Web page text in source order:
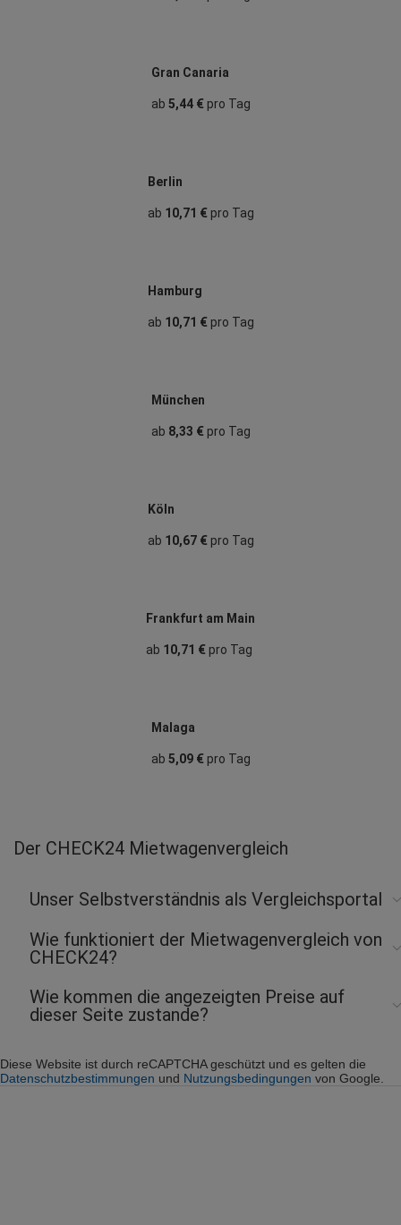
Gran Canaria
ab 5,44 €pro Tag
Berlin
ab 10,71 €pro Tag
Hamburg
ab 10,71 €pro Tag
München
ab 8,33 €pro Tag
Köln
ab 10,67 €pro Tag
Frankfurt am Main
ab 10,71 € pro Tag
Malaga
ab 5,09 €pro Tag
Der CHECK24 Mietwagenvergleich
Unser Selbstverständnis als Vergleichsportal
Wie funktioniert der Mietwagenvergleich von
CHECK24?
Wie kommen die angezeigten Preise auf
dieser Seite zustande?
Diese Website ist durch reCAPTCHA geschützt und es gelten die
Datenschutzbestimmungen und Nutzungsbedingungen von Google.